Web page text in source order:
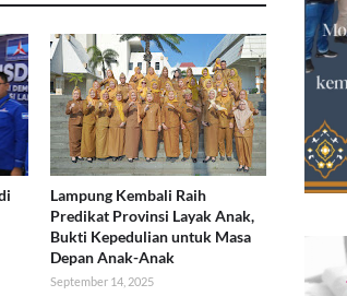
Lampung Kembali Raih
Predikat Provinsi Layak Anak,
Bukti Kepedulian untuk Masa
Depan Anak-Anak
September 14, 2025